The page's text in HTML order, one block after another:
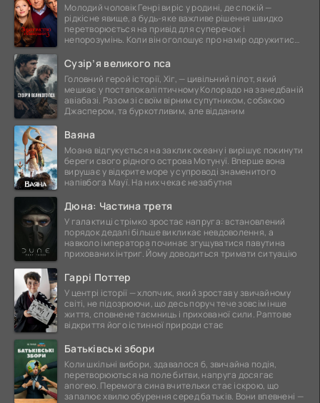
Молодий чоловік Генрі виріс у родині, де спокій —
рідкісне явище, а будь-яке важливе рішення швидко
перетворюється на привід для суперечок і
непорозумінь. Коли він оголошує про намір одружитися,
Сузір’я великого пса
Головний герой історії, Хіг, — цивільний пілот, який
мешкає у постапокаліптичному Колорадо на занедбаній
авіабазі. Разом зі своїм вірним супутником, собакою
Джаспером, та буркотливим, але відданим
Ваяна
Моана відгукується на заклик океану і вирішує покинути
береги свого рідного острова Мотунуї. Вперше вона
вирушає у відкрите море у супроводі знаменитого
напівбога Мауї. На них чекає незабутня
Дюна: Частина третя
У галактиці стрімко зростає напруга: встановлений
порядок дедалі більше викликає невдоволення, а
навколо імператора починає згущуватися павутина
прихованих інтриг. Йому доводиться тримати ситуацію
Гаррі Поттер
У центрі історії — хлопчик, який зростав у звичайному
світі, не підозрюючи, що десь поруч тече зовсім інше
життя, сповнене таємниць і прихованої сили. Раптове
відкриття його істинної природи стає
Батьківські збори
Коли шкільні вибори, здавалося б, звичайна подія,
перетворюються на поле битви, напруга досягає
апогею. Перемога сина вчительки стає іскрою, що
запалює хвилю обурення серед батьків. Вони впевнені —